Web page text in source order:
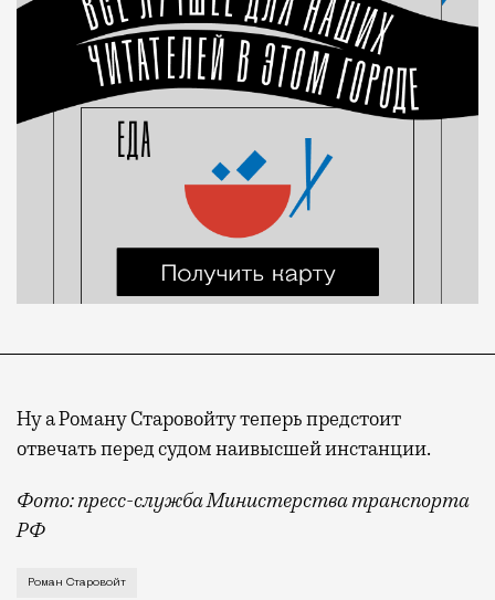
Ну а Роману Старовойту теперь предстоит
отвечать перед судом наивысшей инстанции.
Фото: пресс-служба Министерства транспорта
РФ
Отправленный этим утром в отставку указом
Роман Старовойт